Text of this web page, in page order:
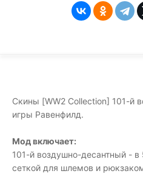
Скины [WW2 Collection] 101-й
игры Равенфилд.
Мод включает:
101-й воздушно-десантный -
сеткой для шлемов и